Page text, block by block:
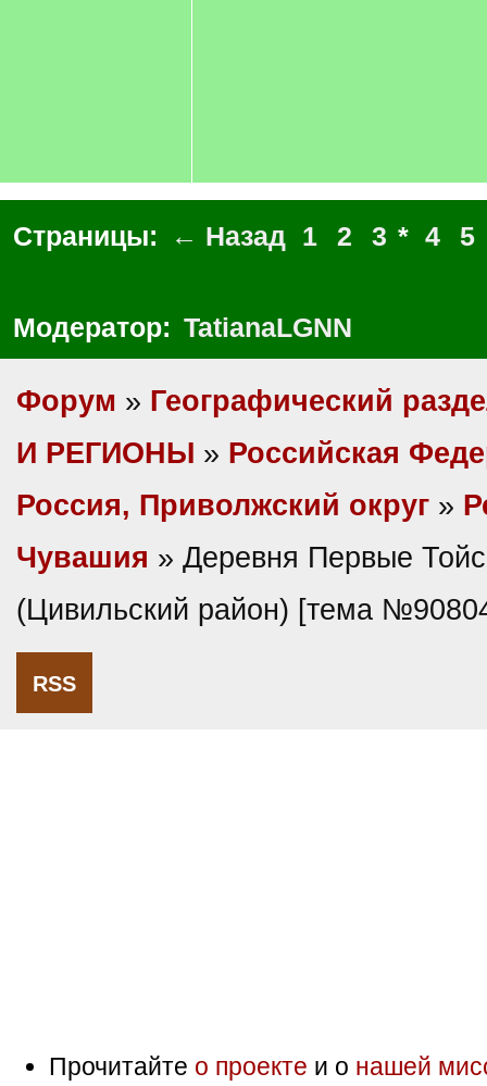
Страницы: ← Назад 1 2 3 * 4 5
Модератор: TatianaLGNN
Форум » Географический
И РЕГИОНЫ » Российская
Россия, Приволжский округ »
Чувашия » Деревня Первые
(Цивильский район) [тема
RSS
Прочитайте о проекте и о нашей